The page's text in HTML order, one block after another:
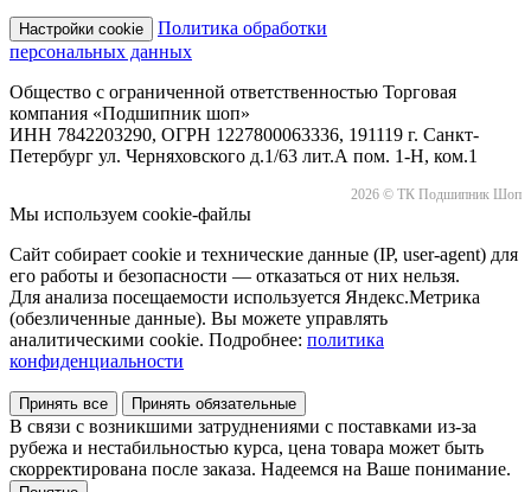
Настройки cookie
Политика обработки
персональных данных
Общество с ограниченной ответственностью Торговая
компания «Подшипник шоп»
ИНН 7842203290, ОГРН 1227800063336, 191119 г. Санкт-
Петербург ул. Черняховского д.1/63 лит.А пом. 1-Н, ком.1
2026 © ТК Подшипник Шоп
Мы используем cookie-файлы
Сайт собирает cookie и технические данные (IP, user-agent) для
его работы и безопасности — отказаться от них нельзя.
Для анализа посещаемости используется Яндекс.Метрика
(обезличенные данные). Вы можете управлять
аналитическими cookie. Подробнее: политика
конфиденциальности
Принять все Принять обязательные
В связи с возникшими затруднениями с поставками из-за
рубежа и нестабильностью курса, цена товара может быть
скорректирована после заказа. Надеемся на Ваше понимание.